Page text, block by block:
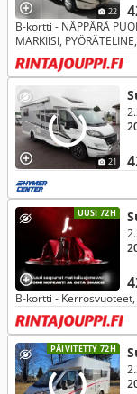
22
B-kortti - NÄPPÄRÄ
MARKIISI,
autoturva
21
UUSI 72H
B-kortti -
PÄIVITETTY 72H